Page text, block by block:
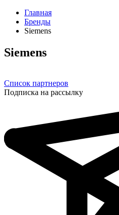
Главная
Бренды
Siemens
Siemens
Список партнеров
Подписка на рассылку